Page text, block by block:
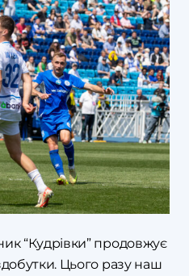
“Кудрівки” продовжує
Цього разу наш